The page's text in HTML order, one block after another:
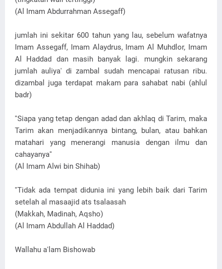
(Al Imam Abdurrahman Assegaff)
jumlah ini sekitar 600 tahun yang lau, sebelum wafatnya
Imam Assegaff, Imam Alaydrus, Imam Al Muhdlor, Imam
Al Haddad dan masih banyak lagi. mungkin sekarang
jumlah auliya' di zambal sudah mencapai ratusan ribu.
dizambal juga terdapat makam para sahabat nabi (ahlul
badr)
''Siapa yang tetap dengan adad dan akhlaq di Tarim, maka
Tarim akan menjadikannya bintang, bulan, atau bahkan
matahari yang menerangi manusia dengan ilmu dan
cahayanya''
(Al Imam Alwi bin Shihab)
''Tidak ada tempat didunia ini yang lebih baik dari Tarim
setelah al masaajid ats tsalaasah
(Makkah, Madinah, Aqsho)
(Al Imam Abdullah Al Haddad)
Wallahu a'lam Bishowab